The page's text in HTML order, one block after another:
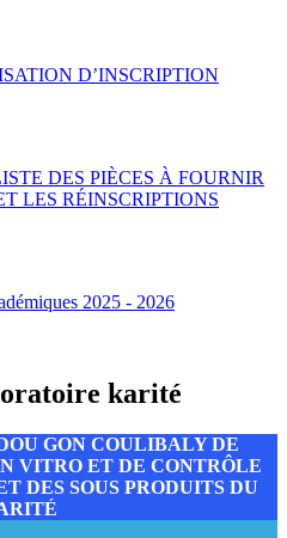
D’INSCRIPTION
DES PIÈCES À FOURNIR
LES RÉINSCRIPTIONS
2025 - 2026
karité
GON COULIBALY DE
VITRO ET DE CONTRÔLE
DES SOUS PRODUITS DU